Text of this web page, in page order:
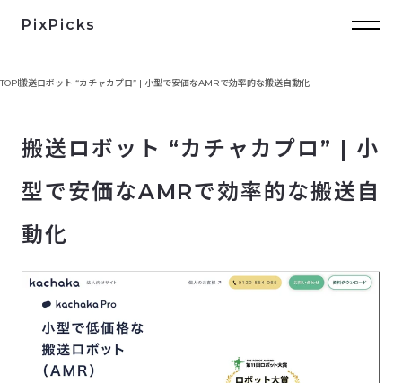
PixPicks
TOP搬送ロボット “カチャカプロ” | 小型で安価なAMRで効率的な搬送自動化
搬送ロボット “カチャカプロ” | 小
型で安価なAMRで効率的な搬送自
動化